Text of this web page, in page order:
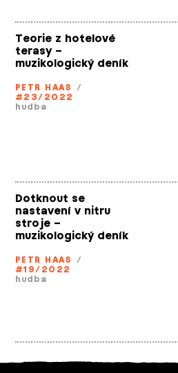
Teorie z hotelové
terasy –
muzikologický deník
PETR HAAS /
#23/2022
hudba
Dotknout se
nastavení v nitru
stroje –
muzikologický deník
PETR HAAS /
#19/2022
hudba